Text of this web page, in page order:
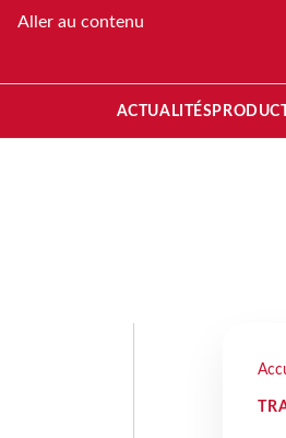
Aller au contenu
ACTUALITÉS